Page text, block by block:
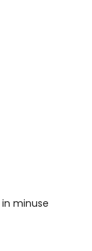
minuse